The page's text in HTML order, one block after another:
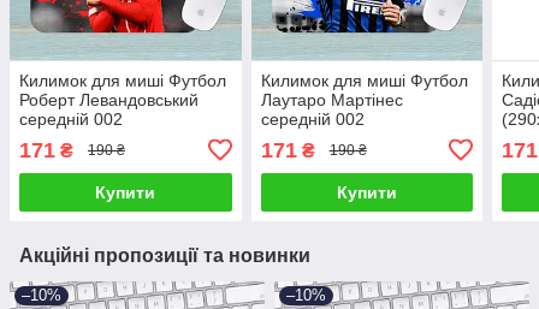
Килимок для миші Футбол
Роберт Левандовський
середній 002
171 ₴ 190 ₴
Купити
Килимок для миші Футбол
Лаутаро Мартінес
середній 002
171₴ 190 ₴
Купити
171
Акційні пропозиції та новинки
–10% –10%